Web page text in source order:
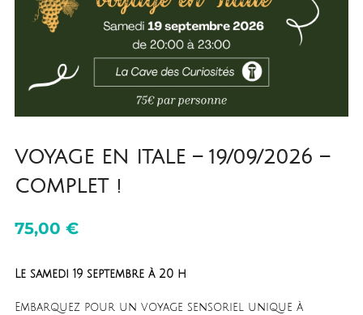
VOYAGE EN ITALE – 19/09/2026 –
COMPLET !
75,00 €
Le samedi 19 septembre à 20 h
Embarquez pour un voyage sensoriel unique à